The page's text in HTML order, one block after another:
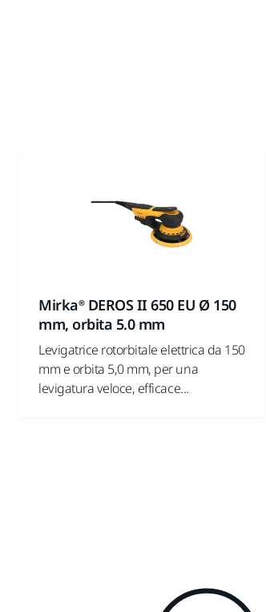
Mirka® DEROS II 650 EU Ø 150
mm, orbita 5.0 mm
Levigatrice rotorbitale elettrica da 150
mm e orbita 5,0 mm, per una
levigatura veloce, efficace...